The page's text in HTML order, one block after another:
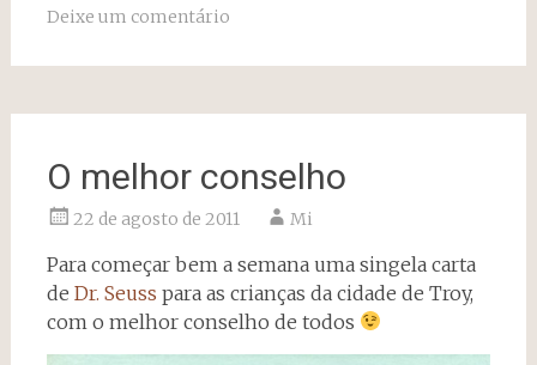
Deixe um comentário
O melhor conselho
22 de agosto de 2011 Mi
Para começar bem a semana uma singela carta
de Dr. Seuss para as crianças da cidade de Troy,
com o melhor conselho de todos